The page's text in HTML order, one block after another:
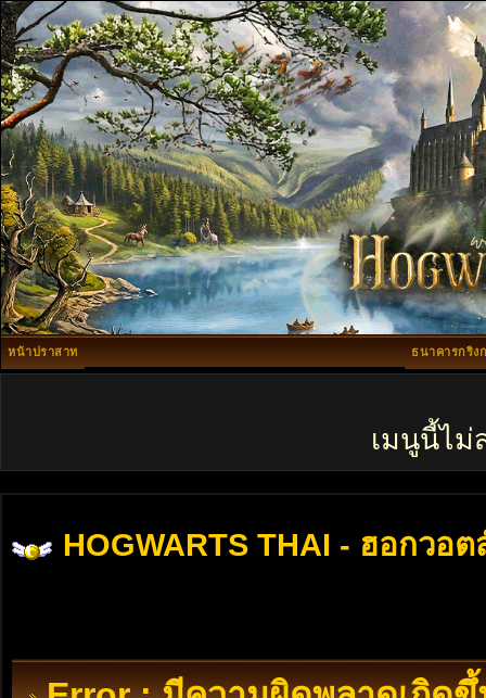
หน้าปราสาท ธนาคารกริง
เมนูนี้ไม่
HOGWARTS THAI - ฮอกวอต